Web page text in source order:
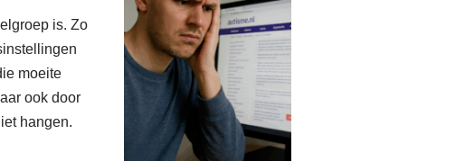
is. Zo
moeite
ook door
hangen.